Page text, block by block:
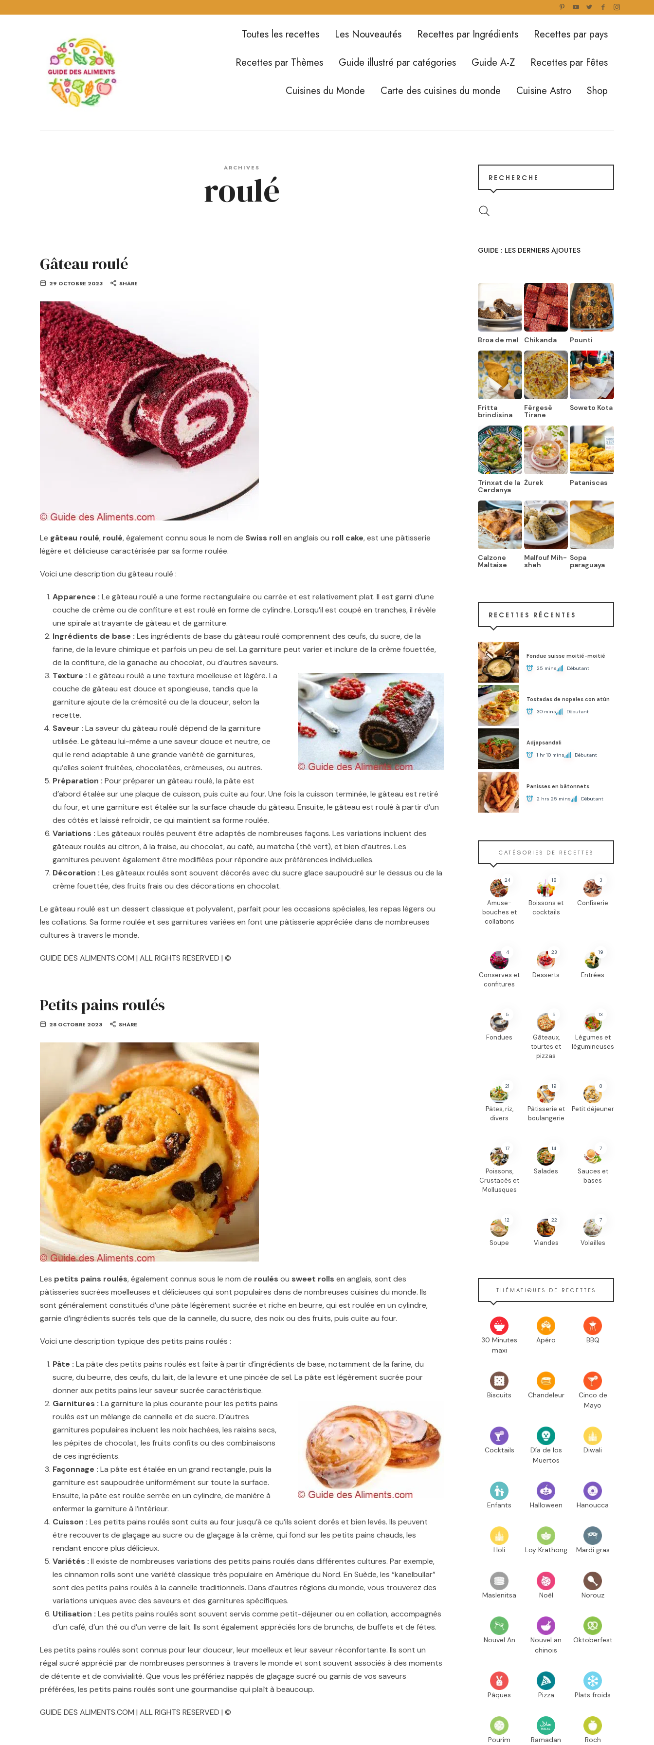
Guide
des
Aliments
Toutes les recettes Les Nouveautés Recettes par Ingrédients
Recettes par pays
Recettes par Thèmes
Guide illustré par catégories Guide A-Z
Recettes par Fêtes
Cuisines du Monde
Carte des cuisines du monde Cuisine Astro Shop
ARCHIVES
roulé
Gâteau roulé
29 OCTOBRE 2023 SHARE
Le gâteau roulé, roulé, également connu sous le nom de Swiss rollen anglais ou roll cake, est une pâtisserie
légère et délicieuse caractérisée par sa forme roulée.
Voici une description du gâteau roulé :
Apparence : Le gâteau roulé a une forme rectangulaire ou carrée et est relativement plat. Il est garni d’une
couche de crème ou de confiture et est roulé en forme de cylindre. Lorsqu’il est coupé en tranches, il révèle
une spirale attrayante de gâteau et de garniture.
Ingrédients de base : Les ingrédients de base du gâteau roulé comprennent des œufs, du sucre, de la
farine, de la levure chimique et parfois un peu de sel. La garniture peut varier et inclure de la crème fouettée,
de la confiture, de la ganache au chocolat, ou d’autres saveurs.
Texture : Le gâteau roulé a une texture moelleuse et légère. La
couche de gâteau est douce et spongieuse, tandis que la
garniture ajoute de la crémosité ou de la douceur, selon la
recette.
Saveur : La saveur du gâteau roulé dépend de la garniture
utilisée. Le gâteau lui-même a une saveur douce et neutre, ce
qui le rend adaptable à une grande variété de garnitures,
qu’elles soient fruitées, chocolatées, crémeuses, ou autres.
Préparation : Pour préparer un gâteau roulé, la pâte est
d’abord étalée sur une plaque de cuisson, puis cuite au four. Une fois la cuisson terminée, le gâteau est retiré
du four, et une garniture est étalée sur la surface chaude du gâteau. Ensuite, le gâteau est roulé à partir d’un
des côtés et laissé refroidir, ce qui maintient sa forme roulée.
Variations : Les gâteaux roulés peuvent être adaptés de nombreuses façons. Les variations incluent des
gâteaux roulés au citron, à la fraise, au chocolat, au café, au matcha (thé vert), et bien d’autres. Les
garnitures peuvent également être modifiées pour répondre aux préférences individuelles.
Décoration : Les gâteaux roulés sont souvent décorés avec du sucre glace saupoudré sur le dessus ou de la
crème fouettée, des fruits frais ou des décorations en chocolat.
Le gâteau roulé est un dessert classique et polyvalent, parfait pour les occasions spéciales, les repas légers ou
les collations. Sa forme roulée et ses garnitures variées en font une pâtisserie appréciée dans de nombreuses
cultures à travers le monde.
GUIDE DES ALIMENTS.COM | ALL RIGHTS RESERVED | ©
Petits pains roulés
28 OCTOBRE 2023 SHARE
Les petits pains roulés, également connus sous le nom de roulés ou sweet rolls en anglais, sont des
pâtisseries sucrées moelleuses et délicieuses qui sont populaires dans de nombreuses cuisines du monde. Ils
sont généralement constitués d’une pâte légèrement sucrée et riche en beurre, qui est roulée en un cylindre,
garnie d’ingrédients sucrés tels que de la cannelle, du sucre, des noix ou des fruits, puis cuite au four.
Voici une description typique des petits pains roulés :
Pâte : La pâte des petits pains roulés est faite à partir d’ingrédients de base, notamment de la farine, du
sucre, du beurre, des œufs, du lait, de la levure et une pincée de sel. La pâte est légèrement sucrée pour
donner aux petits pains leur saveur sucrée caractéristique.
Garnitures : La garniture la plus courante pour les petits pains
roulés est un mélange de cannelle et de sucre. D’autres
garnitures populaires incluent les noix hachées, les raisins secs,
les pépites de chocolat, les fruits confits ou des combinaisons
de ces ingrédients.
Façonnage : La pâte est étalée en un grand rectangle, puis la
garniture est saupoudrée uniformément sur toute la surface.
Ensuite, la pâte est roulée serrée en un cylindre, de manière à
enfermer la garniture à l’intérieur.
Cuisson : Les petits pains roulés sont cuits au four jusqu’à ce qu’ils soient dorés et bien levés. Ils peuvent
être recouverts de glaçage au sucre ou de glaçage à la crème, qui fond sur les petits pains chauds, les
rendant encore plus délicieux.
Variétés : Il existe de nombreuses variations des petits pains roulés dans différentes cultures. Par exemple,
les cinnamon rolls sont une variété classique très populaire en Amérique du Nord. En Suède, les “kanelbullar”
sont des petits pains roulés à la cannelle traditionnels. Dans d’autres régions du monde, vous trouverez des
variations uniques avec des saveurs et des garnitures spécifiques.
Utilisation : Les petits pains roulés sont souvent servis comme petit-déjeuner ou en collation, accompagnés
d’un café, d’un thé ou d’un verre de lait. Ils sont également appréciés lors de brunchs, de buffets et de fêtes.
Les petits pains roulés sont connus pour leur douceur, leur moelleux et leur saveur réconfortante. Ils sont un
régal sucré apprécié par de nombreuses personnes à travers le monde et sont souvent associés à des moments
de détente et de convivialité. Que vous les préfériez nappés de glaçage sucré ou garnis de vos saveurs
préférées, les petits pains roulés sont une gourmandise qui plaît à beaucoup.
GUIDE DES ALIMENTS.COM | ALL RIGHTS RESERVED | ©
RECHERCHE
GUIDE : LES DERNIERS AJOUTES
Broa de mel Chikanda Pounti
Fritta
brindisina
Fërgesë
Tirane
Soweto Kota
Trinxat de la
Cerdanya
Żurek Pataniscas
Calzone
Maltaise
Malfouf Mih-
sheh
Sopa
paraguaya
RECETTES RÉCENTES
Fondue suisse moitié-moitié
25 mins Débutant
Tostadas de nopales con atún
30 mins Débutant
Adjapsandali
1 hr 10 mins Débutant
Panisses en bâtonnets
2 hrs 25 mins Débutant
CATÉGORIES DE RECETTES
24
Amuse-
bouches et
collations
18
Boissons et
cocktails
3
Confiserie
4
Conserves et
confitures
23
Desserts
19
Entrées
5
Fondues
5
Gâteaux,
tourtes et
pizzas
13
Légumes et
légumineuses
21
Pâtes, riz,
divers
19
Pâtisserie et
boulangerie
8
Petit déjeuner
17
Poissons,
Crustacés et
Mollusques
14
Salades
7
Sauces et
bases
12
Soupe
22
Viandes
7
Volailles
THÉMATIQUES DE RECETTES
30 Minutes
maxi
Apéro BBQ
Biscuits Chandeleur
Cinco de
Mayo
Cocktails
Día de los
Muertos
Diwali
Enfants Halloween Hanoucca
Holi Loy Krathong Mardi gras
Maslenitsa Noël Norouz
Nouvel An
Nouvel an
chinois
Oktoberfest
Pâques Pizza Plats froids
Pourim Ramadan Roch